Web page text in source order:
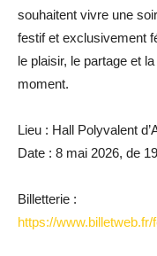
souhaitent vivre une
festif et exclusivement
le plaisir, le partage et
moment.
Lieu : Hall Polyvalent
Date : 8 mai 2026, de
Billetterie :
https://